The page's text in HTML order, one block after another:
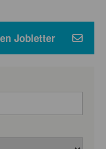
Jobletter